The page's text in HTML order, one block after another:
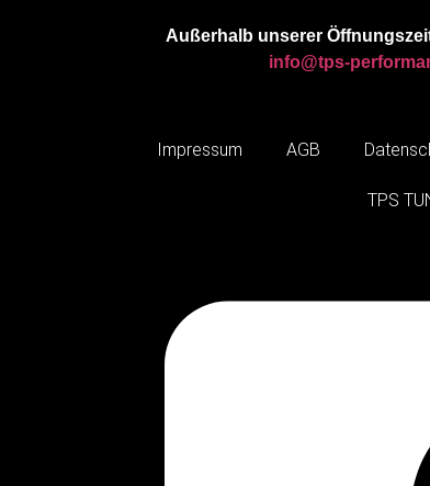
Außerhalb unserer
info@tps-
Impressum AGB
TPS